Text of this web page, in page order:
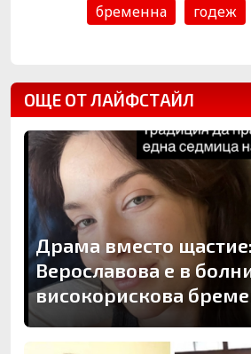
бременна
годеж
ОЩЕ ОТ ЛАЙФСТАЙЛ
Драма вместо
Верославова е в
високорискова